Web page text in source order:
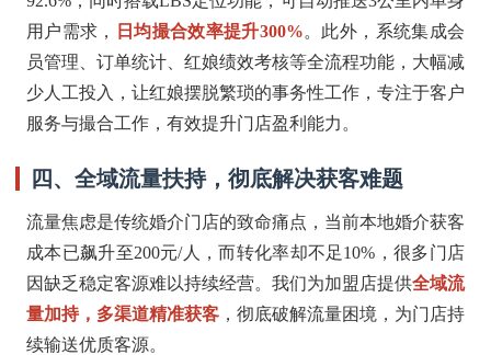
用户需求，
日均撮合效率提升300%。此外，系统集成会
员管理、订单统计、红娘绩效考核等全流程功能，大幅减
少人工投入，让红娘摆脱繁琐的事务性工作，专注于客户
服务与撮合工作，有效提升门店盈利能力。
四、全域流量扶持，彻底解决获客难题
流量焦虑是传统婚介门店的致命痛点，当前本地婚介获客
成本已飙升至200元/人，而转化率却不足10%，很多门店
因缺乏稳定客源难以持续经营。我们为加盟店提供全域流
量加持，多渠道精准获客 ，彻底破解流量困境，为门店持
续输送优质客源。